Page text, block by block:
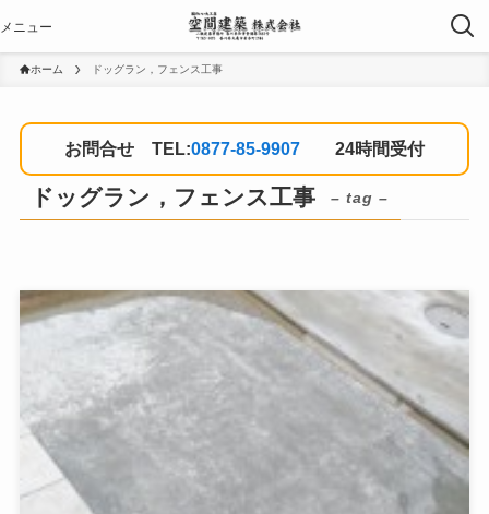
ホーム ドッグラン，フェンス工事
お問合せ TEL:0877-85-9907 24時間受付
ドッグラン，フェンス工事 – tag –